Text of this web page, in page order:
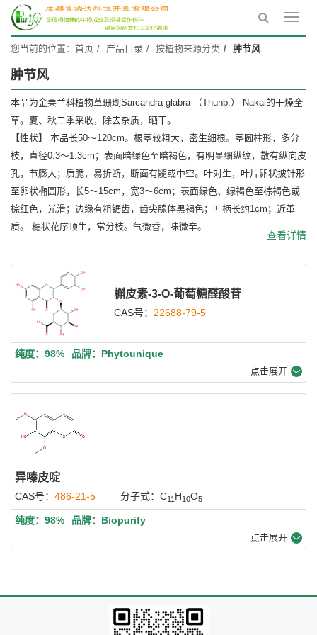
您当前的位置： 首页 产品目录 按植物来源分类 肿节风
肿节风
本品为金粟兰科植物草珊瑚Sarcandra glabra （Thunb.） Nakai的干燥全
草。夏、秋二季采收，除去杂质，晒干。
【性状】 本品长50～120cm。根茎较粗大，密生细根。茎圆柱形，多分
枝，直径0.3～1.3cm；表面暗绿色至暗褐色，有明显细纵纹，散有纵向皮
孔，节膨大；质脆，易折断，断面有髓或中空。叶对生，叶片卵状披针形
至卵状椭圆形，长5～15cm，宽3～6cm；表面绿色、绿褐色至棕褐色或
棕红色，光滑；边缘有粗锯齿，齿尖腺体黑褐色；叶柄长约1cm；近革
质。 穗状花序顶生，常分枝。气微香，味微辛。
查看详情
槲皮素-3-O-葡萄糖醛酸苷
CAS号： 22688-79-5
纯度：98% 品牌：Phytounique
点击展开
异嗪皮啶
CAS号： 486-21-5 分子式：C11 H10O5
纯度：98% 品牌：Biopurify
点击展开